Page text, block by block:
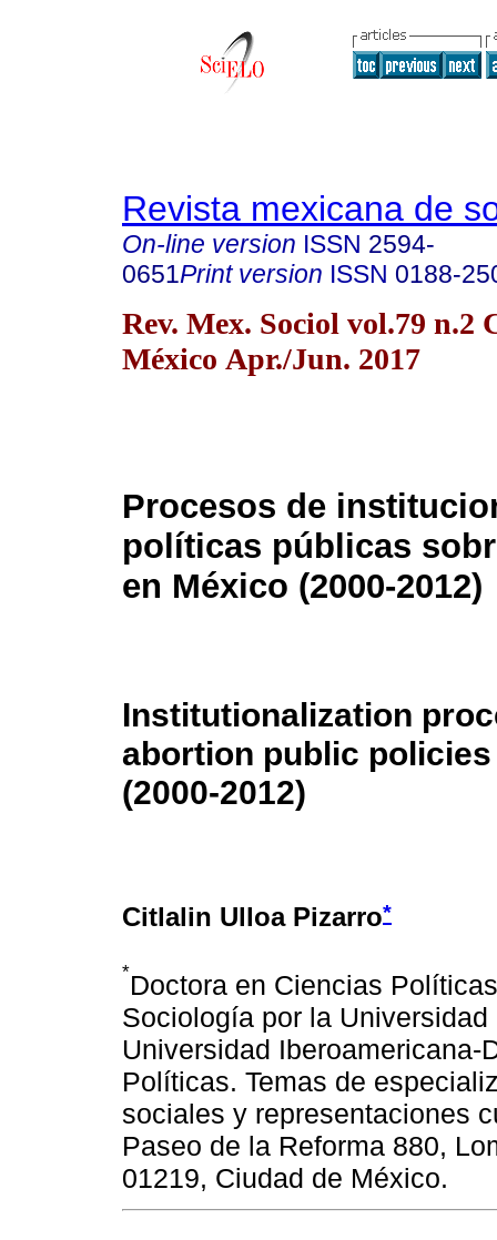
Revista mexicana de
On-line version ISSN 2594-
0651Print version ISSN 0188-
Rev. Mex. Sociol vol.79 n.2
México Apr./Jun. 2017
Procesos de
políticas públicas
en México (2000-2012)
Institutionalization
abortion public
(2000-2012)
Citlalin Ulloa Pizarro*
*Doctora en Ciencias
Sociología por la
Universidad
Políticas. Temas de
sociales y representaciones
Paseo de la Reforma 880,
01219, Ciudad de México.